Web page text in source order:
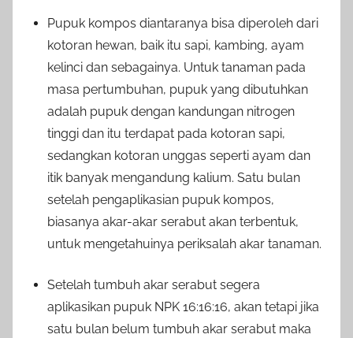
Pupuk kompos diantaranya bisa diperoleh dari
kotoran hewan, baik itu sapi, kambing, ayam
kelinci dan sebagainya. Untuk tanaman pada
masa pertumbuhan, pupuk yang dibutuhkan
adalah pupuk dengan kandungan nitrogen
tinggi dan itu terdapat pada kotoran sapi,
sedangkan kotoran unggas seperti ayam dan
itik banyak mengandung kalium. Satu bulan
setelah pengaplikasian pupuk kompos,
biasanya akar-akar serabut akan terbentuk,
untuk mengetahuinya periksalah akar tanaman.
Setelah tumbuh akar serabut segera
aplikasikan pupuk NPK 16:16:16, akan tetapi jika
satu bulan belum tumbuh akar serabut maka